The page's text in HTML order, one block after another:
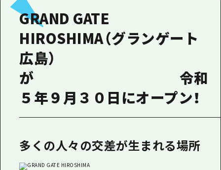
学び・体験
定番
自然
山口県東部
日帰り
2泊3日
山口県東部
愛媛県
施設の混雑状況のお知らせ
お得な周遊チケット
HIROSHIMA FREE Wi-Fi
広島県を訪れる外国人旅行者向け情報一
ボランティアガイド
新着情報
お問い合わせ
事業者・学校関係者の皆さま
GRAND GATE
HIROSHIMA（グランゲート
広島）
が 令和
５年９月３０日にオープン！
多くの人々の交差が生まれる場所